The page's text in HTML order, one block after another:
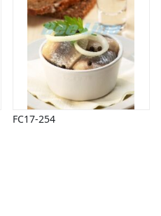
FC17-254